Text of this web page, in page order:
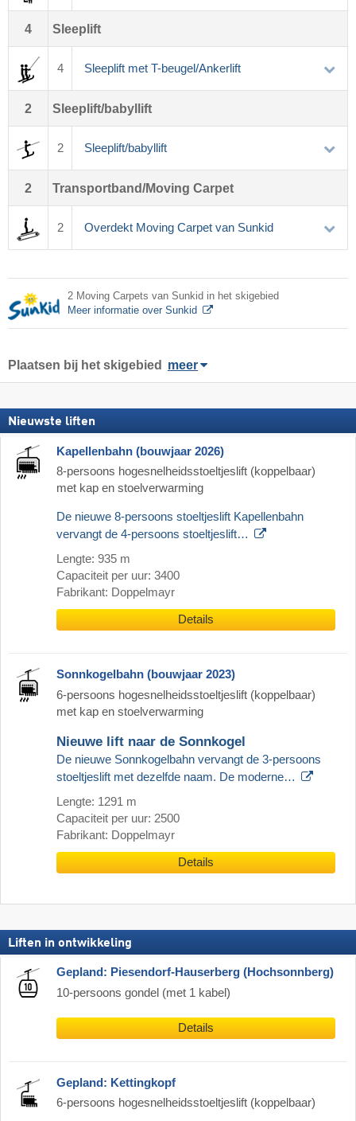
4 Sleeplift
4 Sleeplift met T-beugel/Ankerlift
2 Sleeplift/babyllift
2 Sleeplift/babyllift
2 Transportband/Moving Carpet
2 Overdekt Moving Carpet van Sunkid
2 Moving Carpets van Sunkid in het skigebied
Meer informatie over Sunkid
Plaatsen bij het skigebied meer
Nieuwste liften
Kapellenbahn (bouwjaar 2026)
8-persoons hogesnelheidsstoeltjeslift (koppelbaar)
met kap en stoelverwarming
De nieuwe 8-persoons stoeltjeslift Kapellenbahn
vervangt de 4-persoons stoeltjeslift…
Lengte: 935 m
Capaciteit per uur: 3400
Fabrikant: Doppelmayr
Details
Sonnkogelbahn (bouwjaar 2023)
6-persoons hogesnelheidsstoeltjeslift (koppelbaar)
met kap en stoelverwarming
Nieuwe lift naar de Sonnkogel
De nieuwe Sonnkogelbahn vervangt de 3-persoons
stoeltjeslift met dezelfde naam. De moderne…
Lengte: 1291 m
Capaciteit per uur: 2500
Fabrikant: Doppelmayr
Details
Liften in ontwikkeling
Gepland: Piesendorf-Hauserberg (Hochsonnberg)
10-persoons gondel (met 1 kabel)
Details
Gepland: Kettingkopf
6-persoons hogesnelheidsstoeltjeslift (koppelbaar)